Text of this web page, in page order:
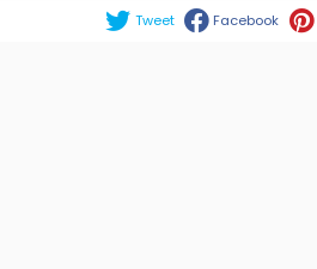
Tweet Facebook